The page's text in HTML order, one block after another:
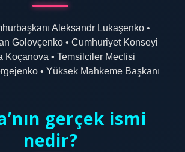
Aleksandr Lukaşenko •
Golovçenko • Cumhuriyet Konseyi
Koçanova • Temsilciler Meclisi
• Yüksek Mahkeme Başkanı
gerçek ismi
nedir?